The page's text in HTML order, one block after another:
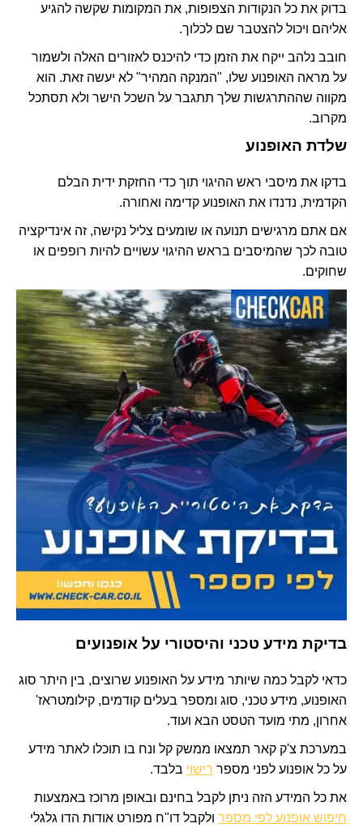
בדוק את כל הנקודות הצפופות, את המקומות שקשה להגיע
אליהם ויכול להצטבר שם לכלוך.
חובב נלהב ייקח את הזמן כדי להיכנס לאזורים האלה ולשמור
על מראה האופנוע שלו, "המנקה המהיר" לא יעשה זאת. הוא
מקווה שההתרגשות שלך תתגבר על השכל הישר ולא תסתכל
מקרוב.
שלדת האופנוע
בדקו את מיסבי ראש ההיגוי תוך כדי החזקת ידית הבלם
הקדמית, נדנדו את האופנוע קדימה ואחורה.
אם אתם מרגישים תנועה או שומעים צליל נקישה, זה אינדיקציה
טובה לכך שהמיסבים בראש ההיגוי עשויים להיות רופפים או
שחוקים.
בדיקת מידע טכני והיסטורי על אופנועים
כדאי לקבל כמה שיותר מידע על האופנוע שרוצים, בין היתר סוג
האופנוע, מידע טכני, סוג ומספר בעלים קודמים, קילומטראז'
אחרון, מתי מועד הטסט הבא ועוד.
במערכת צ'ק קאר תמצאו ממשק קל ונח בו תוכלו לאתר מידע
על כל אופנוע לפני מספר רישוי בלבד.
את כל המידע הזה ניתן לקבל בחינם ובאופן מרוכז באמצעות
חיפוש אופנוע לפי מספר ולקבל דו"ח מפורט אודות הדו גלגלי